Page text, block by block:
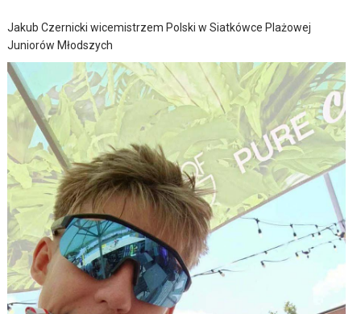
Jakub Czernicki wicemistrzem Polski w Siatkówce Plażowej
Juniorów Młodszych